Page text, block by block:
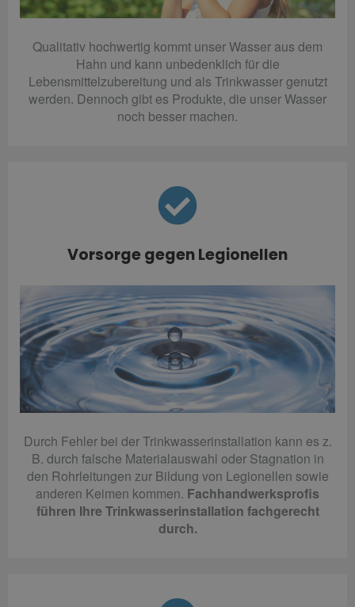
Qualitativ hochwertig kommt unser Wasser aus dem
Hahn und kann unbedenklich für die
Lebensmittelzubereitung und als Trinkwasser genutzt
werden. Dennoch gibt es Produkte, die unser Wasser
noch besser machen.
Vorsorge gegen Legionellen
Durch Fehler bei der Trinkwasserinstallation kann es z.
B. durch falsche Materialauswahl oder Stagnation in
den Rohrleitungen zur Bildung von Legionellen sowie
anderen Keimen kommen. Fachhandwerksprofis
führen Ihre Trinkwasserinstallation fachgerecht
durch.